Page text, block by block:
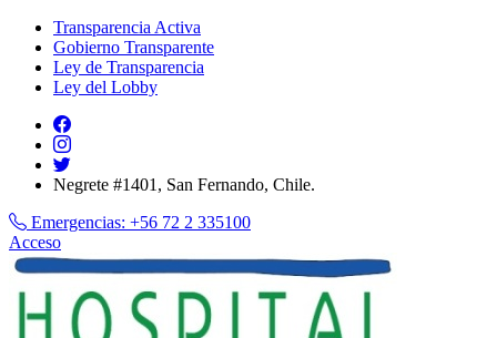
Transparencia Activa
Gobierno Transparente
Ley de Transparencia
Ley del Lobby
Negrete #1401, San Fernando, Chile.
Emergencias: +56 72 2 335100
Acceso